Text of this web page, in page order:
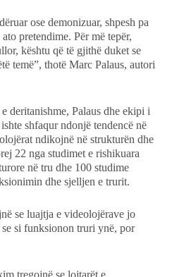
ose demonizuar, shpesh pa
pretendime. Për më tepër,
kështu që të gjithë duket se
temë”, thotë Marc Palaus, autori
deritanishme, Palaus dhe ekipi i
shfaqur ndonjë tendencë në
ndikojnë në strukturën dhe
22 nga studimet e rishikuara
në tru dhe 100 studime
dhe sjelljen e trurit.
se luajtja e videolojërave jo
si funksionon truri ynë, por